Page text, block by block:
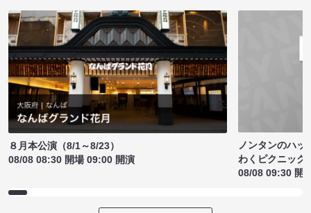
８月本公演（8/1～8/23）
08/08 08:30 開場 09:00 開演
ノンタンのハッ
わくピクニック
08/08 09:30 開